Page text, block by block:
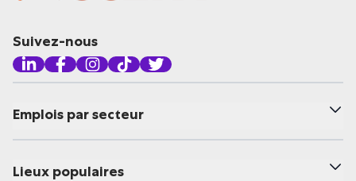
Suivez-nous
Emplois par secteur
Lieux populaires